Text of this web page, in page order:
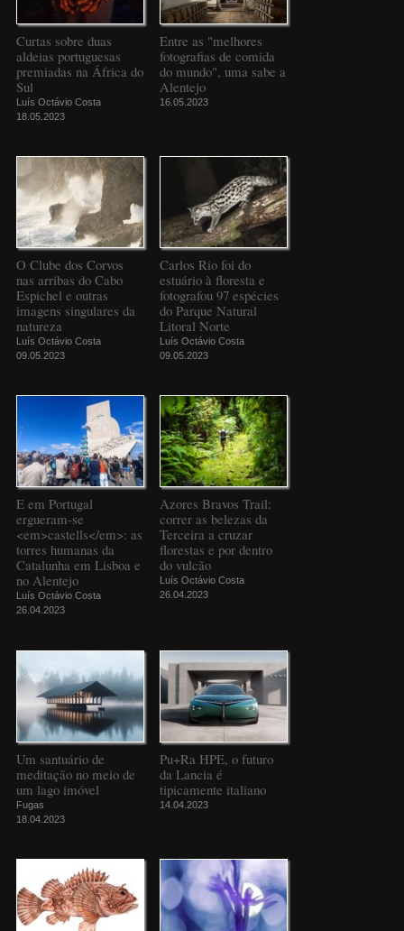
Curtas sobre duas
aldeias portuguesas
premiadas na África do
Sul
Luís Octávio Costa
18.05.2023
Entre as "melhores
fotografias de comida
do mundo", uma sabe a
Alentejo
16.05.2023
O Clube dos Corvos
nas arribas do Cabo
Espichel e outras
imagens singulares da
natureza
Luís Octávio Costa
09.05.2023
Carlos Rio foi do
estuário à floresta e
fotografou 97 espécies
do Parque Natural
Litoral Norte
Luís Octávio Costa
09.05.2023
E em Portugal
ergueram-se
<em>castells</em>: as
torres humanas da
Catalunha em Lisboa e
no Alentejo
Luís Octávio Costa
26.04.2023
Azores Bravos Trail:
correr as belezas da
Terceira a cruzar
florestas e por dentro
do vulcão
Luís Octávio Costa
26.04.2023
Um santuário de
meditação no meio de
um lago imóvel
Fugas
18.04.2023
Pu+Ra HPE, o futuro
da Lancia é
tipicamente italiano
14.04.2023